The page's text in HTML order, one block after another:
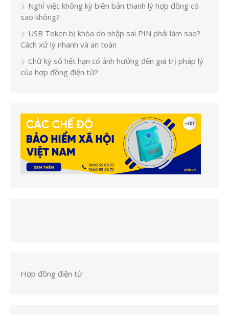
Nghỉ việc không ký biên bản thanh lý hợp đồng có
sao không?
USB Token bị khóa do nhập sai PIN phải làm sao?
Cách xử lý nhanh và an toàn
Chữ ký số hết hạn có ảnh hưởng đến giá trị pháp lý
của hợp đồng điện tử?
Hợp đồng điện tử